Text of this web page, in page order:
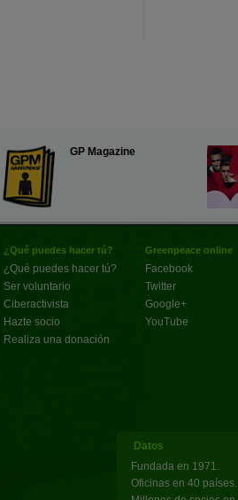
GP Magazine
¿Qué puedes hacer tú?
¿Qué puedes hacer tú?
Ser voluntario
Ciberactivista
Hazte socio
Realiza una donación
Greenpeace online
Facebook
Twitter
Google+
YouTube
Datos
Fundada en 1971.
Oficinas en 40 países.